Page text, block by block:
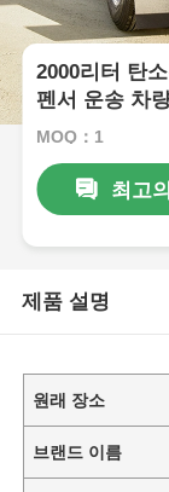
2000리터 탄
펜서 운송 차
MOQ：1
최고
제품 설명
원래 장소
브랜드 이름